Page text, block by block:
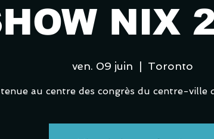
NIX
ven. 09 juin Toronto
tenue au centre des congrès du centre-ville